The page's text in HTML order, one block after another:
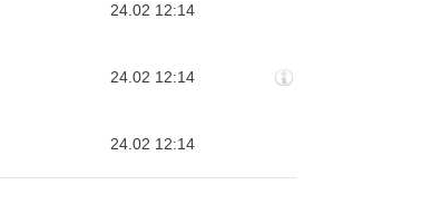
24.02 12:14
24.02 12:14
24.02 12:14